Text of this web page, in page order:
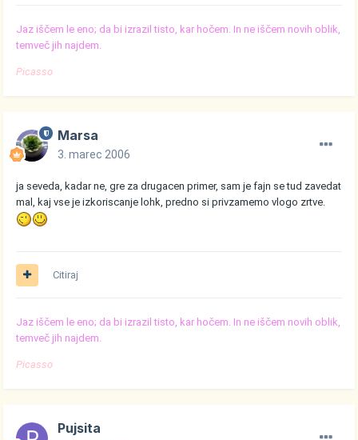
Jaz iščem le eno; da bi izrazil tisto, kar hočem. In ne iščem novih oblik,
temveč jih najdem.
Picasso
Marsa
3. marec 2006
ja seveda, kadar ne, gre za drugacen primer, sam je fajn se tud zavedat
mal, kaj vse je izkoriscanje lohk, predno si privzamemo vlogo zrtve.
Citiraj
Jaz iščem le eno; da bi izrazil tisto, kar hočem. In ne iščem novih oblik,
temveč jih najdem.
Picasso
Pujsita